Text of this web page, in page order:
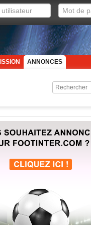
ANNONCES